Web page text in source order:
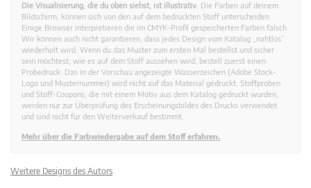
Die Visualisierung, die du oben siehst, ist illustrativ. Die Farben auf deinem
Bildschirm, können sich von den auf dem bedruckten Stoff unterscheiden.
Einige Browser interpretieren die im CMYK-Profil gespeicherten Farben falsch.
Wir können auch nicht garantieren, dass jedes Design vom Katalog „nahtlos”
wiederholt wird. Wenn du das Muster zum ersten Mal bestellst und sicher
sein möchtest, wie es auf dem Stoff aussehen wird, bestell zuerst einen
Probedruck. Das in der Vorschau angezeigte Wasserzeichen (Adobe Stock-
Logo und Musternummer) wird nicht auf das Material gedruckt. Stoffproben
und Stoff-Coupons, die mit einem Motiv aus dem Katalog gedruckt wurden,
werden nur zur Überprüfung des Erscheinungsbildes des Drucks verwendet
und sind nicht für den Weiterverkauf bestimmt.
Mehr über die Farbwiedergabe auf dem Stoff erfahren.
Weitere Designs des Autors